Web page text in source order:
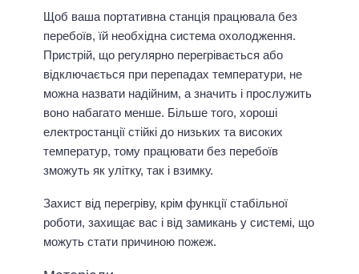
Щоб ваша портативна станція працювала без
перебоїв, їй необхідна система охолодження.
Пристрій, що регулярно перегрівається або
відключається при перепадах температури, не
можна назвати надійним, а значить і прослужить
воно набагато менше. Більше того, хороші
електростанції стійкі до низьких та високих
температур, тому працювати без перебоїв
зможуть як улітку, так і взимку.
Захист від перегріву, крім функції стабільної
роботи, захищає вас і від замикань у системі, що
можуть стати причиною пожеж.